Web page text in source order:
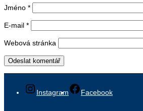
Jméno *
E-mail *
Webová stránka
Instagram Facebook